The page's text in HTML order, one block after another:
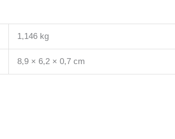
1,146 kg
8,9 × 6,2 × 0,7 cm